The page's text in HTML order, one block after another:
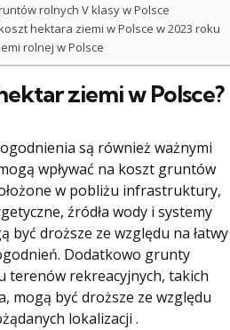
rolnych V klasy w Polsce
hektara ziemi w Polsce w 2023 roku
rolnej w Polsce
ziemi w Polsce?
są również ważnymi
wpływać na koszt gruntów
w pobliżu infrastruktury,
źródła wody i systemy
być droższe ze względu na łatwy
Dodatkowo grunty
terenów rekreacyjnych, takich
mogą być droższe ze względu
lokalizacji .